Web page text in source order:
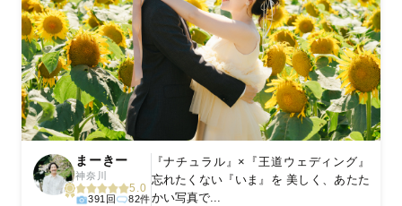
まーきー
神奈川
5.0
391回 82件
『ナチュラル』×『王道ウェディング』
忘れたくない『いま』を 美しく、あたた
かい写真で...